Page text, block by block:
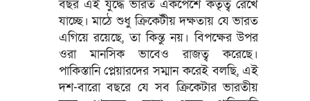
বছর এই যুদ্ধে ভারত একপেশে কর্তৃত্ব রেখে
যাচ্ছে। মাঠে শুধু ক্রিকেটীয় দক্ষতায় যে ভারত
এগিয়ে রয়েছে, তা কিন্তু নয়। বিপক্ষের উপর
ওরা মানসিক ভাবেও রাজত্ব করেছে।
পাকিস্তানি প্লেয়ারদের সম্মান করেই বলছি, এই
দশ-বারো বছরে যে সব ক্রিকেটার ভারতীয়